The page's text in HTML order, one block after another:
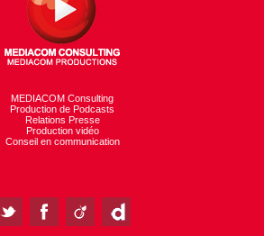
MEDIACOM Consulting
Production de Podcasts
Relations Presse
Production vidéo
Conseil en communication